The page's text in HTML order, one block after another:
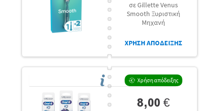
σε Gillette Venus
Smooth Ξυριστική
Μηχανή
ΧΡΗΣΗ ΑΠΟΔΕΙΞΗΣ
Χρήση απόδειξης
8,00 €